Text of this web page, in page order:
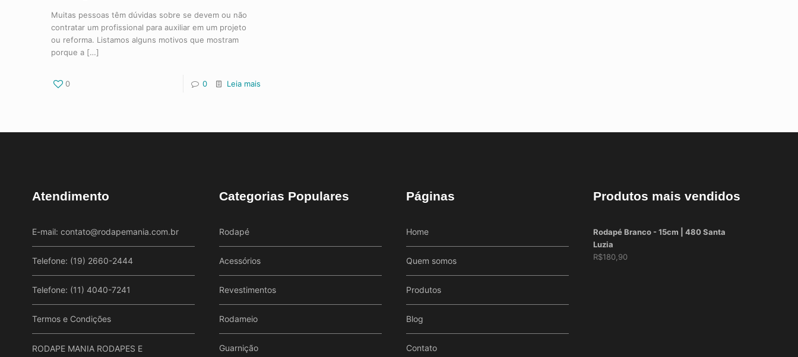
Muitas pessoas têm dúvidas sobre se devem ou não
contratar um profissional para auxiliar em um projeto
ou reforma. Listamos alguns motivos que mostram
porque a […]
0 0 Leia mais
Atendimento
E-mail: contato@rodapemania.com.br
Telefone: (19) 2660-2444
Telefone: (11) 4040-7241
Termos e Condições
RODAPE MANIA RODAPES E
Categorias Populares
Rodapé
Acessórios
Revestimentos
Rodameio
Guarnição
Páginas
Home
Quem somos
Produtos
Blog
Contato
Produtos mais vendidos
Rodapé Branco - 15cm | 480 Santa
Luzia
R$180,90